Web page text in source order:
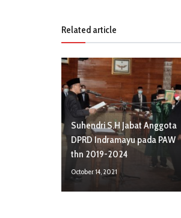
Related article
Suhendri S.H Jabat Anggota
DPRD Indramayu pada PAW
thn 2019-2024
October 14, 2021